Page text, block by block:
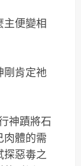
主便變相
剛肯定祂
神蹟將石
肉體的需
探惡毒之